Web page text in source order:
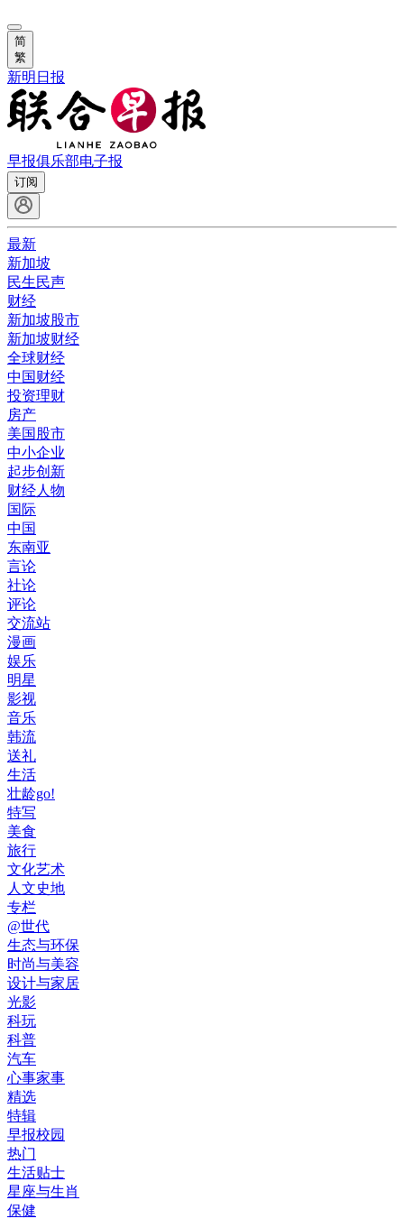
简
繁
新明日报
早报俱乐部电子报
订阅
最新
新加坡
民生民声
财经
新加坡股市
新加坡财经
全球财经
中国财经
投资理财
房产
美国股市
中小企业
起步创新
财经人物
国际
中国
东南亚
言论
社论
评论
交流站
漫画
娱乐
明星
影视
音乐
韩流
送礼
生活
壮龄go!
特写
美食
旅行
文化艺术
人文史地
专栏
@世代
生态与环保
时尚与美容
设计与家居
光影
科玩
科普
汽车
心事家事
精选
特辑
早报校园
热门
生活贴士
星座与生肖
保健